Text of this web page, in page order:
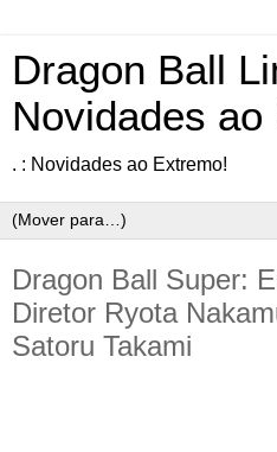
Dragon Ball
Novidades
. : Novidades ao Extremo!
Dragon Ball Super:
Diretor Ryota
Satoru Takami